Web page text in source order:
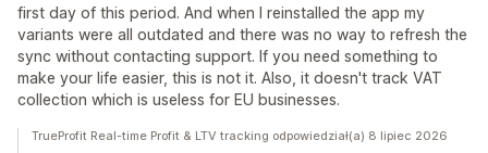
first day of this period. And when I reinstalled the app my
variants were all outdated and there was no way to refresh the
sync without contacting support. If you need something to
make your life easier, this is not it. Also, it doesn't track VAT
collection which is useless for EU businesses.
TrueProfit Real-time Profit & LTV tracking odpowiedział(a) 8 lipiec 2026